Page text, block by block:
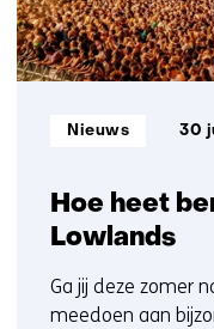
Hoe heet
Lowlands
Informatietype:
Nieuws 30
Ga jij deze zomer
meedoen aan